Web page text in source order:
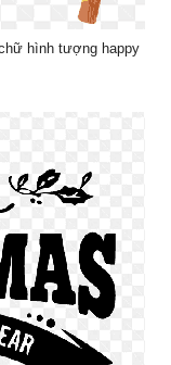
hình tượng happy